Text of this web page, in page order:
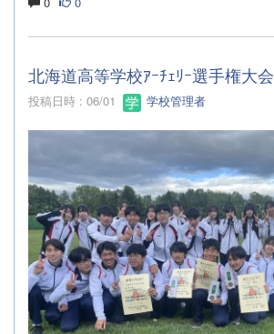
北海道高等学校ｱｰﾁｪﾘｰ選手権大会
投稿日時 : 06/01 学校管理者